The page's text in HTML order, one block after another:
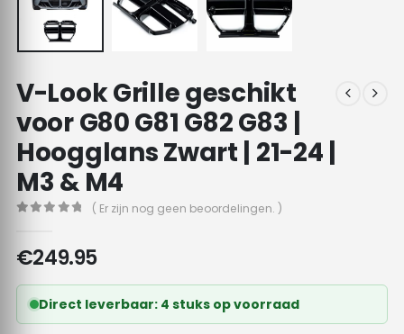
V-Look Grille geschikt
voor G80 G81 G82 G83 |
Hoogglans Zwart | 21-24 |
M3 & M4
( Er zijn nog geen beoordelingen. )
€249.95
Direct leverbaar: 4 stuks op voorraad